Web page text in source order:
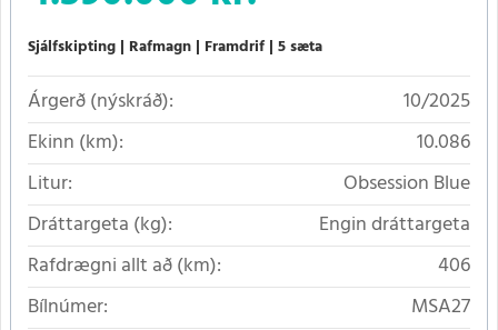
Sjálfskipting Rafmagn Framdrif 5 sæta
Árgerð (nýskráð):
10/2025
Ekinn (km):
10.086
Litur:
Obsession Blue
Dráttargeta (kg):
Engin dráttargeta
Rafdrægni allt að (km):
406
Bílnúmer:
MSA27